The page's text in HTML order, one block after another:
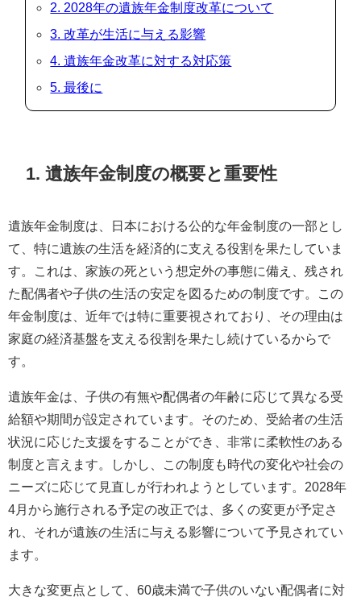
2. 2028年の遺族年金制度改革について
3. 改革が生活に与える影響
4. 遺族年金改革に対する対応策
5. 最後に
1. 遺族年金制度の概要と重要性
遺族年金制度は、日本における公的な年金制度の一部とし
て、特に遺族の生活を経済的に支える役割を果たしていま
す。これは、家族の死という想定外の事態に備え、残され
た配偶者や子供の生活の安定を図るための制度です。この
年金制度は、近年では特に重要視されており、その理由は
家庭の経済基盤を支える役割を果たし続けているからで
す。
遺族年金は、子供の有無や配偶者の年齢に応じて異なる受
給額や期間が設定されています。そのため、受給者の生活
状況に応じた支援をすることができ、非常に柔軟性のある
制度と言えます。しかし、この制度も時代の変化や社会の
ニーズに応じて見直しが行われようとしています。2028年
4月から施行される予定の改正では、多くの変更が予定さ
れ、それが遺族の生活に与える影響について予見されてい
ます。
大きな変更点として、60歳未満で子供のいない配偶者に対